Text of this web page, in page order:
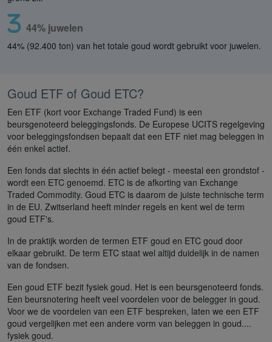
44% juwelen
44% (92.400 ton) van het totale goud wordt gebruikt voor juwelen.
Goud ETF of Goud ETC?
Een ETF (kort voor Exchange Traded Fund) is een
beursgenoteerd beleggingsfonds. De Europese UCITS regelgeving
voor beleggingsfondsen bepaalt dat een ETF niet mag beleggen in
één enkel actief.
Een fonds dat slechts in één actief belegt - meestal een grondstof -
wordt een ETC genoemd. ETC is de afkorting van Exchange
Traded Commodity. Goud ETC is daarom de juiste technische term
in de EU. Zwitserland heeft minder regels en kent wel de term
goud ETF's.
In de praktijk worden de termen ETF goud en ETC goud door
elkaar gebruikt. De term ETC staat wel altijd duidelijk in de namen
van de fondsen.
Een goud ETF bezit fysiek goud. Het is een beursgenoteerd fonds.
Een beursnotering heeft veel voordelen voor de belegger in goud.
Voor we de voordelen van een ETF bespreken, laten we een ETF
goud vergelijken met een andere vorm van beleggen in goud....
fysiek goud.